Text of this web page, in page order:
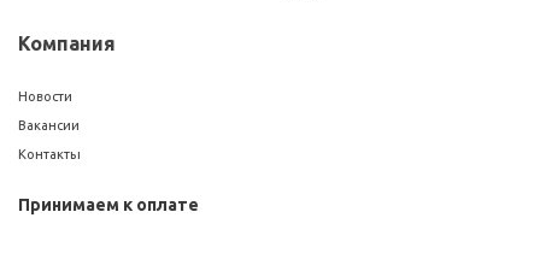
Компания
Новости
Вакансии
Контакты
Принимаем к оплате